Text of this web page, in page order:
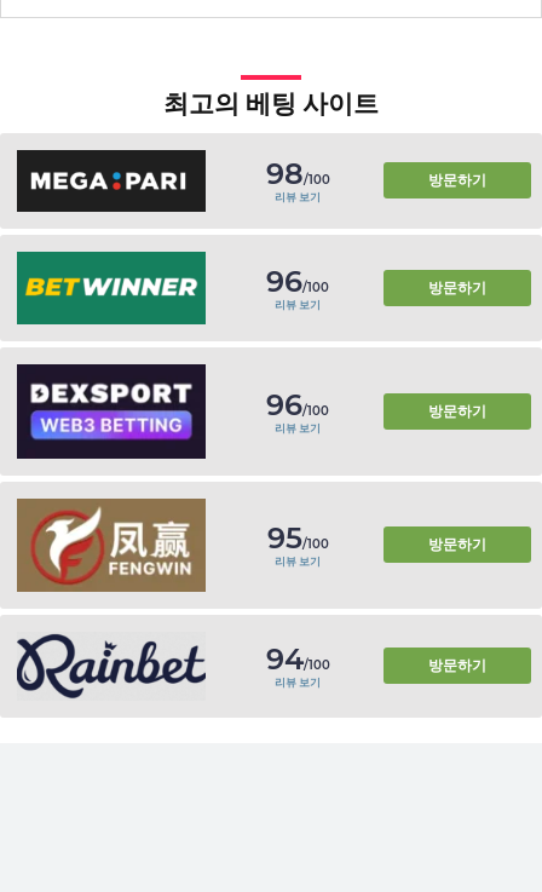
최고의 베팅 사이트
98/100
리뷰 보기
방문하기
96/100
리뷰 보기
방문하기
96/100
리뷰 보기
방문하기
95/100
리뷰 보기
방문하기
94/100
리뷰 보기
방문하기